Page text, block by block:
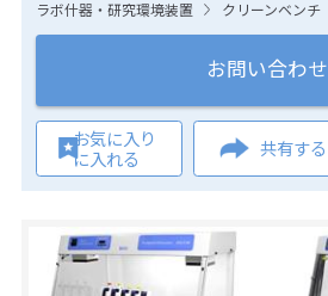
ラボ什器・研究環境装置
クリーンベンチ
お問い合わせ
お気に入り
に入れる
共有する